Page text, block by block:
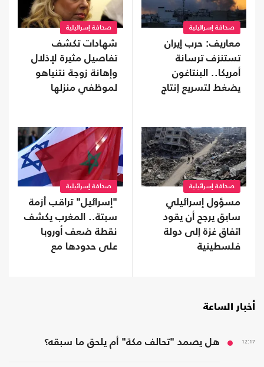
صحافة إسرائيلية
معاريف: حرب إيران
تستنزف ترسانة
أمريكا.. البنتاغون
يضغط لتسريع إنتاج
صحافة إسرائيلية
شهادات تكشف
تفاصيل مثيرة لإذلال
وإهانة زوجة نتنياهو
لموظفي منزلها
صحافة إسرائيلية
مسؤول إسرائيلي
سابق يرجح أن يقود
اتفاق غزة إلى دولة
فلسطينية
صحافة إسرائيلية
"إسرائيل" تراقب أزمة
سبتة.. المغرب يكشف
نقطة ضعف أوروبا
على حدودها مع
أخبار الساعة
12:17 هل يصمد "تحالف مكة" أم يلحق ما سبقه؟